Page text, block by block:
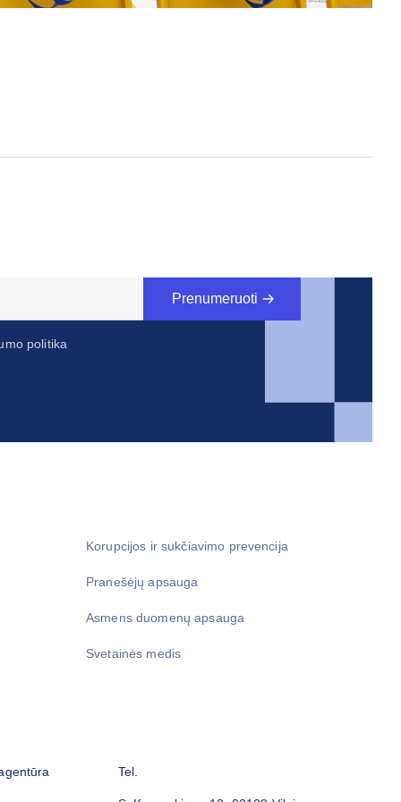
politika
Prenumeruoti
Korupcijos ir sukčiavimo prevencija
Pranešėjų apsauga
Asmens duomenų apsauga
Svetainės medis
Tel.